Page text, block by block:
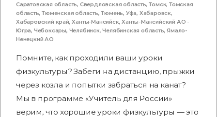
Саратовская область, Свердловская область,Томск,Томская
область,Тюменская область,Тюмень, Уфа, Хабаровск,
Хабаровский край,Ханты-Мансийск,Ханты-Мансийский АО -
Югра, Чебоксары, Челябинск,Челябинская область,Ямало-
Ненецкий АО
Помните, как проходили ваши уроки
физкультуры? Забеги на дистанцию, прыжки
через козла и попытки забраться на канат?
Мы в программе «Учитель для России»
верим, что хорошие уроки физкультуры — это